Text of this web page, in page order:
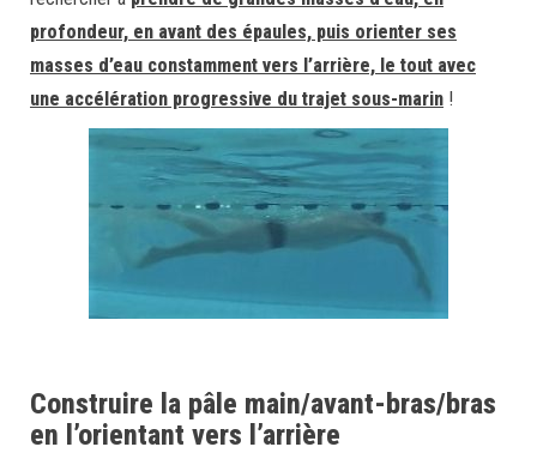
profondeur, en avant des épaules, puis orienter ses
masses d’eau constamment vers l’arrière, le tout avec
une accélération progressive du trajet sous-marin !
Construire la pâle main/avant-bras/bras
en l’orientant vers l’arrière